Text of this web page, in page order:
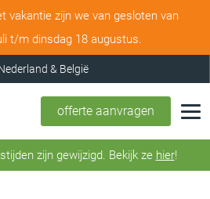
vakantie zijn we van gesloten van
t/m dinsdag 18 augustus.
offerte aanvragen
zijn gewijzigd. Bekijk ze hier!